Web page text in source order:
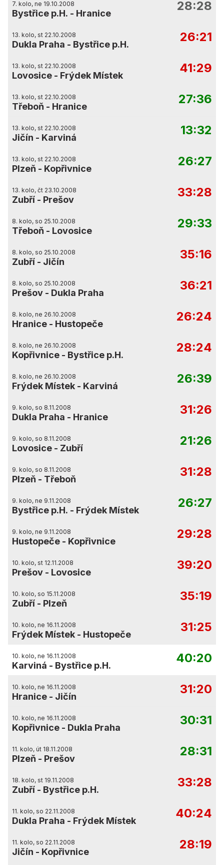
7. kolo, ne 19.10.2008
Bystřice p.H. - Hranice
28:28
13. kolo, st 22.10.2008
Dukla Praha - Bystřice p.H.
26:21
13. kolo, st 22.10.2008
Lovosice - Frýdek Místek
41:29
13. kolo, st 22.10.2008
Třeboň - Hranice
27:36
13. kolo, st 22.10.2008
Jičín - Karviná
13:32
13. kolo, st 22.10.2008
Plzeň - Kopřivnice
26:27
13. kolo, čt 23.10.2008
Zubří - Prešov
33:28
8. kolo, so 25.10.2008
Třeboň - Lovosice
29:33
8. kolo, so 25.10.2008
Zubří - Jičín
35:16
8. kolo, so 25.10.2008
Prešov - Dukla Praha
36:21
8. kolo, ne 26.10.2008
Hranice - Hustopeče
26:24
8. kolo, ne 26.10.2008
Kopřivnice - Bystřice p.H.
28:24
8. kolo, ne 26.10.2008
Frýdek Místek - Karviná
26:39
9. kolo, so 8.11.2008
Dukla Praha - Hranice
31:26
9. kolo, so 8.11.2008
Lovosice - Zubří
21:26
9. kolo, so 8.11.2008
Plzeň - Třeboň
31:28
9. kolo, ne 9.11.2008
Bystřice p.H. - Frýdek Místek
26:27
9. kolo, ne 9.11.2008
Hustopeče - Kopřivnice
29:28
10. kolo, st 12.11.2008
Prešov - Lovosice
39:20
10. kolo, so 15.11.2008
Zubří - Plzeň
35:19
10. kolo, ne 16.11.2008
Frýdek Místek - Hustopeče
31:25
10. kolo, ne 16.11.2008
Karviná - Bystřice p.H.
40:20
10. kolo, ne 16.11.2008
Hranice - Jičín
31:20
10. kolo, ne 16.11.2008
Kopřivnice - Dukla Praha
30:31
11. kolo, út 18.11.2008
Plzeň - Prešov
28:31
18. kolo, st 19.11.2008
Zubří - Bystřice p.H.
33:28
11. kolo, so 22.11.2008
Dukla Praha - Frýdek Místek
40:24
11. kolo, so 22.11.2008
Jičín - Kopřivnice
28:19